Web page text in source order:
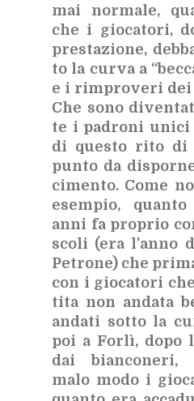
mai nor­ma­le,
che i gio­ca­to­ri,
pre­sta­zio­ne,
to la cur­va a
e i rim­pro­ve­ri
Che sono
te i pa­dro­ni uni­ci
di que­sto rito di
pun­to da
ci­men­to. Come
esem­pio,
anni fa pro­prio
sco­li (era l’an­no
Pe­tro­ne) che
con i gio­ca­to­ri
ti­ta non an­da­ta
an­da­ti sot­to la
poi a For­lì, dopo
dai bian­co­ne­ri,
malo modo i